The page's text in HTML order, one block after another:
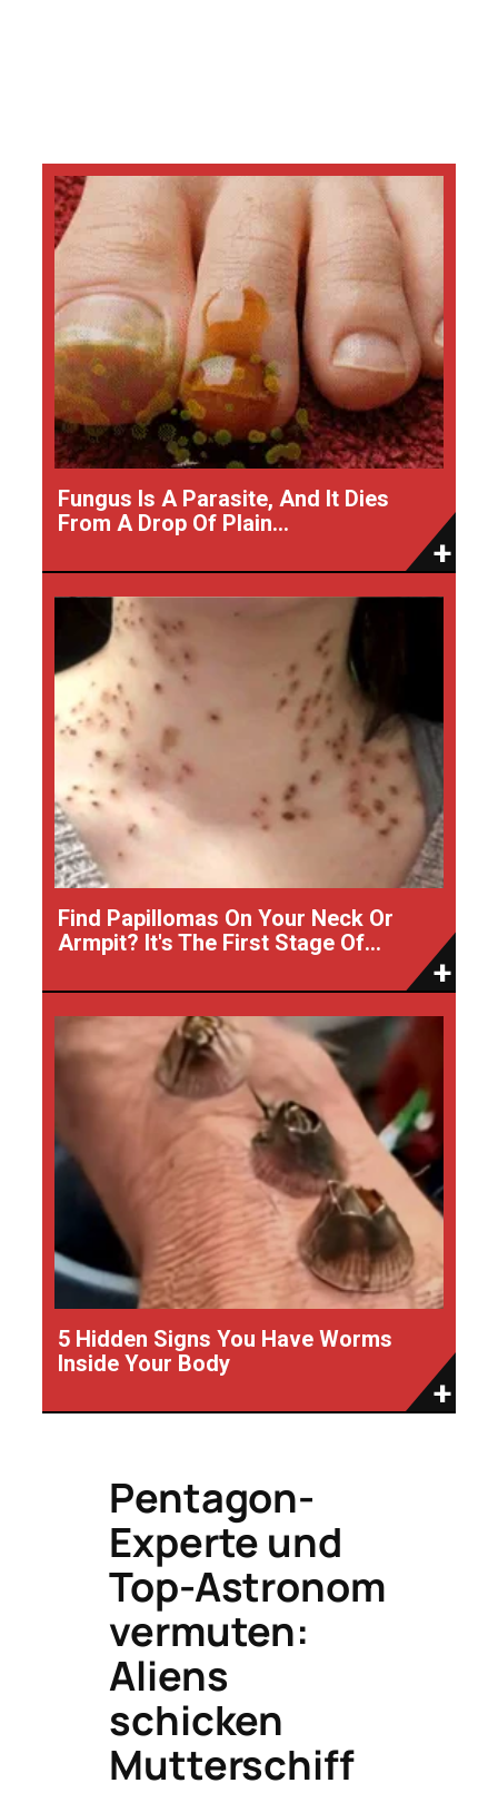
Fungus Is A Parasite, And It Dies
From A Drop Of Plain...
Find Papillomas On Your Neck Or
Armpit? It's The First Stage Of...
5 Hidden Signs You Have Worms
Inside Your Body
Pentagon-
Experte und
Top-Astronom
vermuten:
Aliens
schicken
Mutterschiff